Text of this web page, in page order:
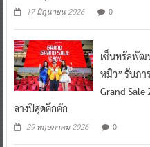
17 มิถุนายน 2026 0
เซ็นทรัลพัฒ
หมิว” รับภา
Grand
ลางปีสุดคึกคัก
29 พฤษภาคม 2026 0